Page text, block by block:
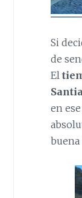
Si
de
El
en
buena